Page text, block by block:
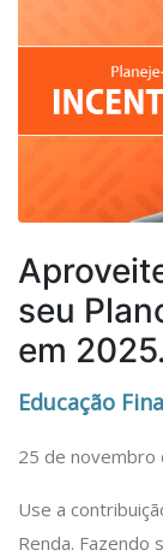
seu
em 2025.
Educação
25 de novembro
Use a
Renda. Fazendo